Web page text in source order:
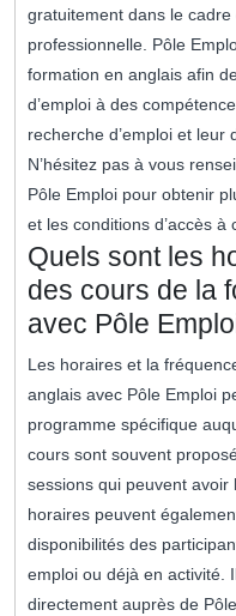
gratuitement dans le cadre
professionnelle. Pôle
formation en anglais afin
d’emploi à des
recherche d’emploi et leur
N’hésitez pas à vous
Pôle Emploi pour obtenir
et les conditions d’accès à
Quels sont les
des cours de la
avec Pôle
Les horaires et la
anglais avec Pôle Emploi
programme spécifique
cours sont souvent
sessions qui peuvent
horaires peuvent
disponibilités des
emploi ou déjà en activité.
directement auprès de